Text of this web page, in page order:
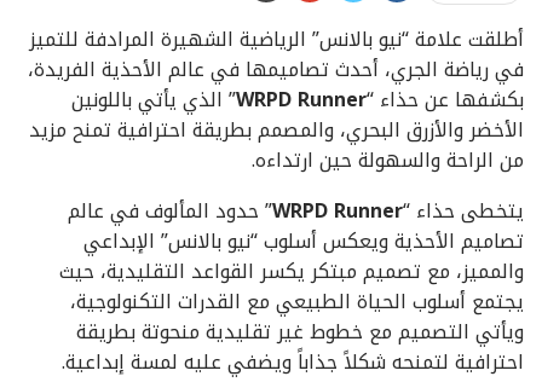
أطلقت علامة “نيو بالانس” الرياضية الشهيرة المرادفة للتميز
في رياضة الجري، أحدث تصاميمها في عالم الأحذية الفريدة،
بكشفها عن حذاء “WRPD Runner” الذي يأتي باللونين
الأخضر والأزرق البحري، والمصمم بطريقة احترافية تمنح مزيد
من الراحة والسهولة حين ارتداءه.
يتخطى حذاء “WRPD Runner” حدود المألوف في عالم
تصاميم الأحذية ويعكس أسلوب “نيو بالانس” الإبداعي
والمميز، مع تصميم مبتكر يكسر القواعد التقليدية، حيث
يجتمع أسلوب الحياة الطبيعي مع القدرات التكنولوجية،
ويأتي التصميم مع خطوط غير تقليدية منحوتة بطريقة
احترافية لتمنحه شكلاً جذاباً ويضفي عليه لمسة إبداعية.